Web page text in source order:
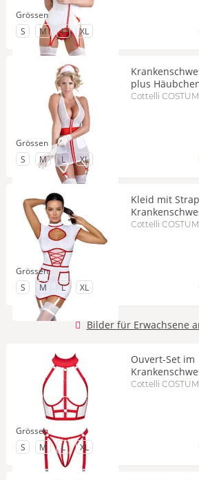
Grössen
zu Grösse
S zu Grösse
M zu Grösse
L zu Grösse
XL
plus
Cottelli
Grössen
zu Grösse
S zu Grösse
M zu Grösse
L zu Grösse
XL
Kleid mit
Cottelli
Grössen
zu Grösse
S zu Grösse
M zu Grösse
L zu Grösse
XL
Bilder für Erwachsene
Ouvert-Set im
Cottelli
Grössen
zu Grösse
S zu Grösse
M zu Grösse
L zu Grösse
XL